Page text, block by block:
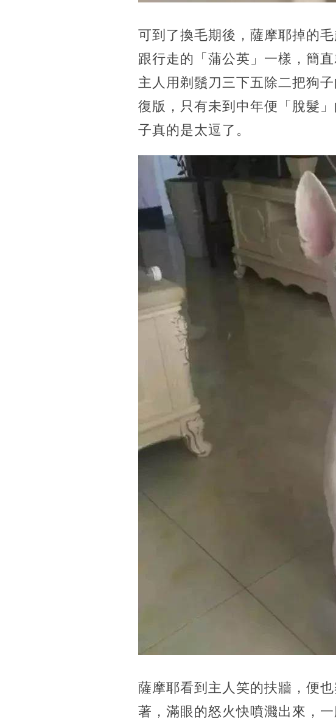
可到了換毛期後，薩摩耶掉的
跟行走的「蒲公英」一樣，簡
主人用剃鬚刀三下五除二把狗
復版，只有未到中年便「脫髮
子真的是太逗了。
薩摩耶看到主人笑的扶牆，便
著，滿眼的怒火快噴濺出來，